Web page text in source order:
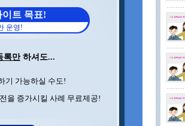
, 차** 포항공과대
, 김** 포항공과대
, 이** 부경대
, 문** 포항공과대
, 김** 세멜바이스대
포항공과대
** UNIST대
트 목표!
운영!
록만하셔도...
기 가능하실 수도!
을 증가시킬 사례 무료제공!